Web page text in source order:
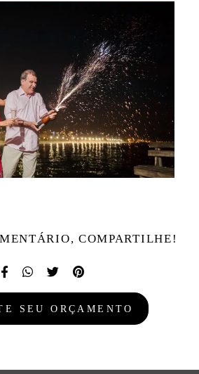
COMPARTILHE!
SEU ORÇAMENTO